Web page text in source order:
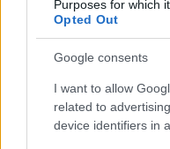
Purposes for which
Opted Out
Google consents
I want to allow
related to
device identifiers in
Az egyetlen probléma
nyüzsgés. Pesten
soron következő
neki, mert egyszerre
egyfajta
mint akikkel addig